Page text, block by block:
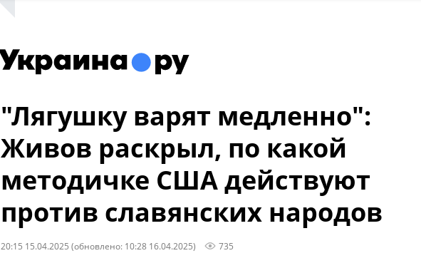
"Лягушку варят медленно":
Живов раскрыл, по какой
методичке США действуют
против славянских народов
20:15 15.04.2025 (обновлено: 10:28 16.04.2025) 735